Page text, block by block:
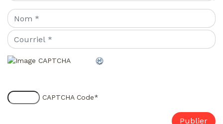
CAPTCHA Code*